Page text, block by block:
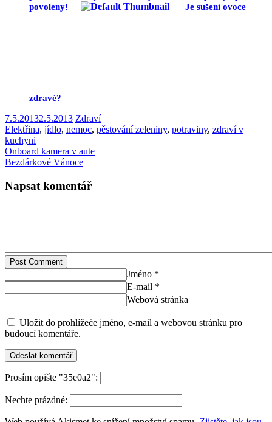
povoleny!
Je sušení ovoce
zdravé?
7.5.20132.5.2013 Zdraví
Elektřina, jídlo, nemoc, pěstování zeleniny, potraviny, zdraví v
kuchyni
Onboard kamera v aute
Bezdárkové Vánoce
Napsat komentář
Post Comment
Jméno *
E-mail *
Webová stránka
Uložit do prohlížeče jméno, e-mail a webovou stránku pro
budoucí komentáře.
Prosím opište "35e0a2":
Nechte prázdné: